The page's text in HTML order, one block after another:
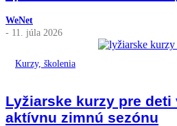
WeNet
- 11. júla 2026
Kurzy, školenia
Lyžiarske kurzy pre deti
aktívnu zimnú sezónu